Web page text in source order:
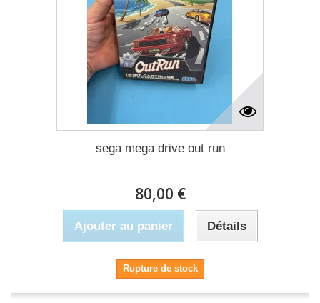
sega mega drive out run
80,00 €
Ajouter au panier Détails
Rupture de stock